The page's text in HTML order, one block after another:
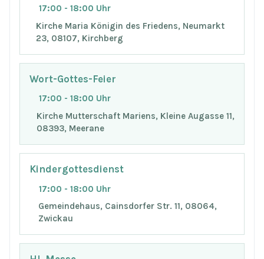
17:00 - 18:00 Uhr
Kirche Maria Königin des Friedens, Neumarkt
23, 08107, Kirchberg
Wort-Gottes-Feier
17:00 - 18:00 Uhr
Kirche Mutterschaft Mariens, Kleine Augasse 11,
08393, Meerane
Kindergottesdienst
17:00 - 18:00 Uhr
Gemeindehaus, Cainsdorfer Str. 11, 08064,
Zwickau